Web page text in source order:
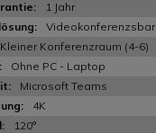
1 Jahr
Videokonferenzsbar
Kleiner Konferenzraum (4-6)
Ohne PC - Laptop
Microsoft Teams
4K
120°